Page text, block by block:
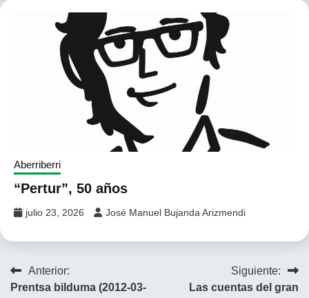
Aberriberri
“Pertur”, 50 años
julio 23, 2026 José Manuel Bujanda Arizmendi
Navegación
Anterior:
Prentsa bilduma (2012-03-
Siguiente:
Las cuentas del gran